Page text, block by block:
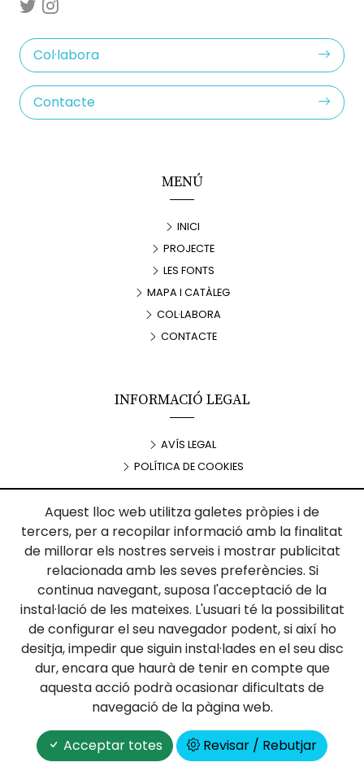
Col·labora
Contacte
MENÚ
INICI
PROJECTE
LES FONTS
MAPA I CATÀLEG
COL·LABORA
CONTACTE
INFORMACIÓ LEGAL
AVÍS LEGAL
POLÍTICA DE COOKIES
Projecte finançat per::
Aquest lloc web utilitza galetes pròpies i de
tercers, per a recopilar informació amb la finalitat
de millorar els nostres serveis i mostrar publicitat
relacionada amb les seves preferències. Si
continua navegant, suposa l'acceptació de la
instal·lació de les mateixes. L'usuari té la possibilitat
de configurar el seu navegador podent, si així ho
desitja, impedir que siguin instal·lades en el seu disc
dur, encara que haurà de tenir en compte que
aquesta acció podrà ocasionar dificultats de
navegació de la pàgina web.
Acceptar totes Revisar / Rebutjar